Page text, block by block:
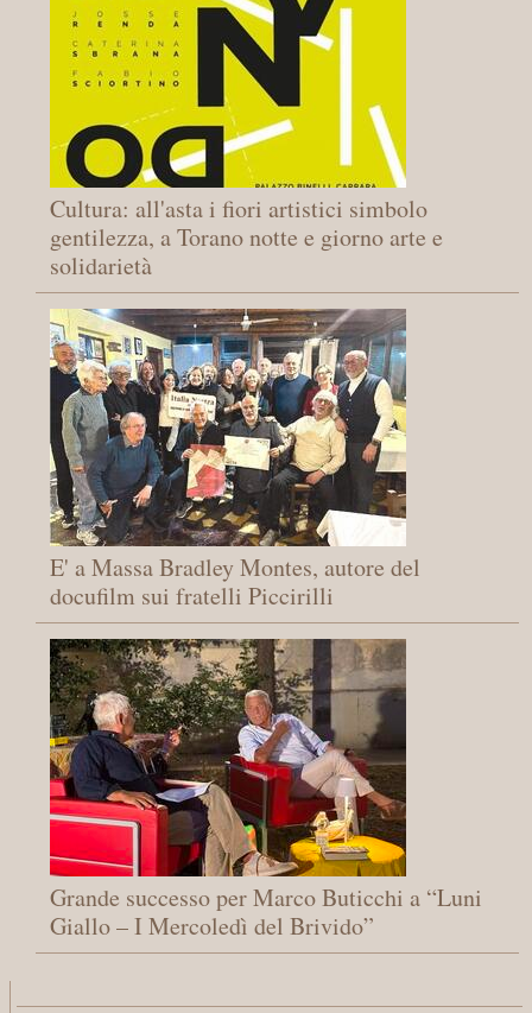
Cultura: all'asta i fiori artistici simbolo
gentilezza, a Torano notte e giorno arte e
solidarietà
E' a Massa Bradley Montes, autore del
docufilm sui fratelli Piccirilli
Grande successo per Marco Buticchi a “Luni
Giallo – I Mercoledì del Brivido”